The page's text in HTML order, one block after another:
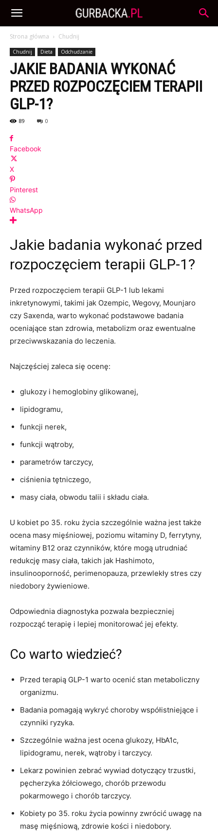
Strona główna Chudnij
Chudnij Dieta Odchudzanie
JAKIE BADANIA WYKONAĆ
PRZED ROZPOCZĘCIEM TERAPII
GLP-1?
89 0
Facebook
X
Pinterest
WhatsApp
Jakie badania wykonać przed
rozpoczęciem terapii GLP-1?
Przed rozpoczęciem terapii GLP-1 lub lekami
inkretynowymi, takimi jak Ozempic, Wegovy, Mounjaro
czy Saxenda, warto wykonać podstawowe badania
oceniające stan zdrowia, metabolizm oraz ewentualne
przeciwwskazania do leczenia.
Najczęściej zaleca się ocenę:
glukozy i hemoglobiny glikowanej,
lipidogramu,
funkcji nerek,
funkcji wątroby,
parametrów tarczycy,
ciśnienia tętniczego,
masy ciała, obwodu talii i składu ciała.
U kobiet po 35. roku życia szczególnie ważna jest także
ocena masy mięśniowej, poziomu witaminy D, ferrytyny,
witaminy B12 oraz czynników, które mogą utrudniać
redukcję masy ciała, takich jak Hashimoto,
insulinooporność, perimenopauza, przewlekły stres czy
niedobory żywieniowe.
Odpowiednia diagnostyka pozwala bezpieczniej
rozpocząć terapię i lepiej monitorować jej efekty.
Co warto wiedzieć?
Przed terapią GLP-1 warto ocenić stan metaboliczny
organizmu.
Badania pomagają wykryć choroby współistniejące i
czynniki ryzyka.
Szczególnie ważna jest ocena glukozy, HbA1c,
lipidogramu, nerek, wątroby i tarczycy.
Lekarz powinien zebrać wywiad dotyczący trzustki,
pęcherzyka żółciowego, chorób przewodu
pokarmowego i chorób tarczycy.
Kobiety po 35. roku życia powinny zwrócić uwagę na
masę mięśniową, zdrowie kości i niedobory.